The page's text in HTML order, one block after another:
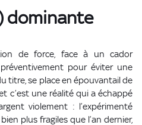
dominante
de force, face à un cador
pour éviter une
titre, se place en épouvantail de
c’est une réalité qui a échappé
violement : l’expérimenté
plus fragiles que l’an dernier,